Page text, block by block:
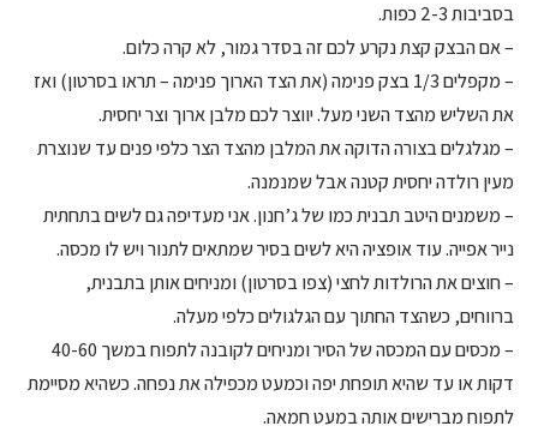
בסביבות 2-3 כפות.
– אם הבצק קצת נקרע לכם זה בסדר גמור, לא קרה כלום.
– מקפלים 1/3 בצק פנימה (את הצד הארוך פנימה – תראו בסרטון) ואז
את השליש מהצד השני מעל. יווצר לכם מלבן ארוך וצר יחסית.
– מגלגלים בצורה הדוקה את המלבן מהצד הצר כלפי פנים עד שנוצרת
מעין רולדה יחסית קטנה אבל שמנמנה.
– משמנים היטב תבנית כמו של ג’חנון. אני מעדיפה גם לשים בתחתית
נייר אפייה. עוד אופציה היא לשים בסיר שמתאים לתנור ויש לו מכסה.
– חוצים את הרולדות לחצי (צפו בסרטון) ומניחים אותן בתבנית,
ברווחים, כשהצד החתוך עם הגלגולים כלפי מעלה.
– מכסים עם המכסה של הסיר ומניחים לקובנה לתפוח במשך 40-60
דקות או עד שהיא תופחת יפה וכמעט מכפילה את נפחה. כשהיא מסיימת
לתפוח מברישים אותה במעט חמאה.